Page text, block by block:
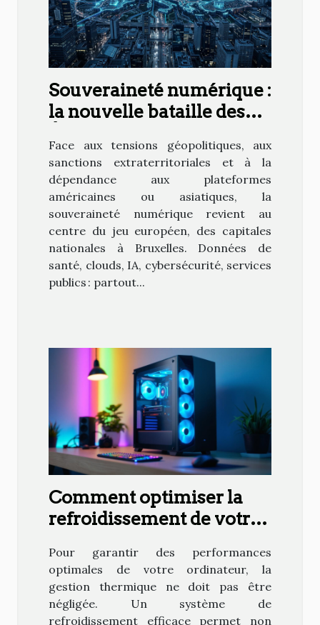
Souveraineté numérique :
la nouvelle bataille des
Face aux tensions géopolitiques, aux
sanctions extraterritoriales et à la
dépendance aux plateformes
américaines ou asiatiques, la
souveraineté numérique revient au
centre du jeu européen, des capitales
nationales à Bruxelles. Données de
santé, clouds, IA, cybersécurité, services
publics : partout...
Comment optimiser la
refroidissement de votre
maximale ?
Pour garantir des performances
optimales de votre ordinateur, la
gestion thermique ne doit pas être
négligée. Un système de
refroidissement efficace permet non